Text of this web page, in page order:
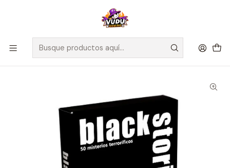
🚀 ¡Despachamos a todo Chile! Envío GRATIS a Regiones sobre
$100.000 y a RM sobre $35.000
Inicio Juegos de Mesa Cartas
Black Stories: Crímenes Reales - Español